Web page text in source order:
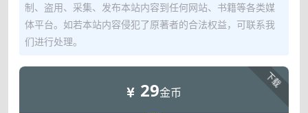
制、盗用、采集、发布本站内容到任何网站、书籍等各类媒
体平台。如若本站内容侵犯了原著者的合法权益，可联系我
们进行处理。
下载
29金币